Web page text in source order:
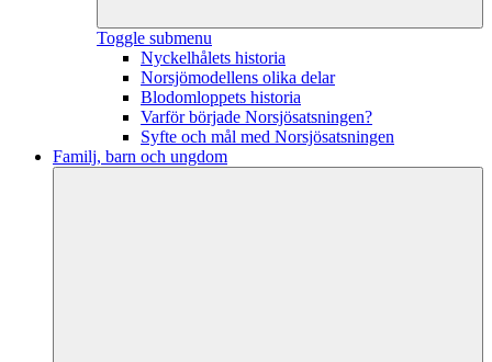
Toggle submenu
Nyckelhålets historia
Norsjömodellens olika delar
Blodomloppets historia
Varför började Norsjösatsningen?
Syfte och mål med Norsjösatsningen
Familj, barn och ungdom